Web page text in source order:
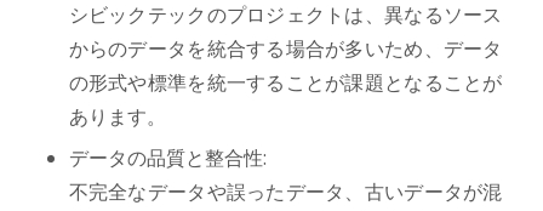
シビックテックのプロジェクトは、異なるソース
からのデータを統合する場合が多いため、データ
の形式や標準を統一することが課題となることが
あります。
データの品質と整合性:
不完全なデータや誤ったデータ、古いデータが混